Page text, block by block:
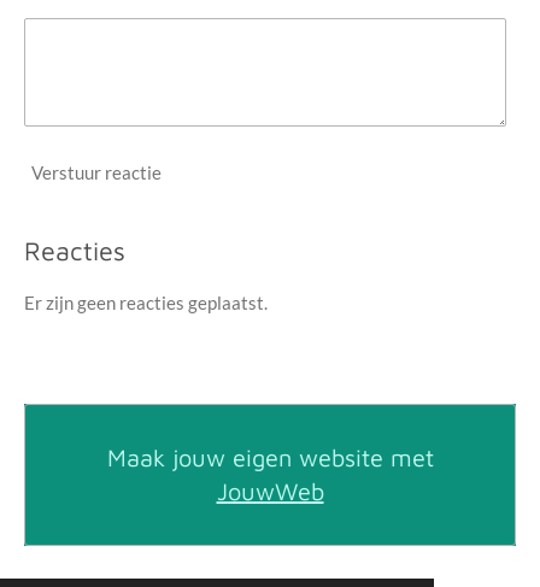
Verstuur reactie
Reacties
Er zijn geen reacties geplaatst.
Maak jouw eigen website met
JouwWeb